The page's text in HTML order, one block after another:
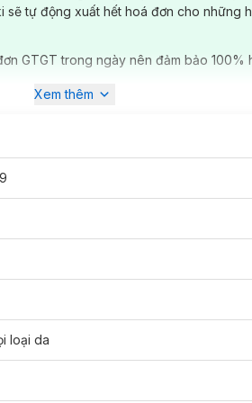
thức ưu việt. Thành phần có chứa
da khô và nứt nẻ. Ngoài ra, thành
trình lão hóa da hiệu quả. Đồng thời,
giúp da săn chắc và đàn hồi.
kết mọi sản phẩm đều được kiểm
điều kiện môi trường ô nhiễm hiện nay.
mới,
và serum củaCliniqueluôn gắn liền với
nhãn hiệu
sẽ tự động xuất hết hoá đơn cho những
GTGT trong ngày nên đảm bảo 100%
Xem thêm
loại da